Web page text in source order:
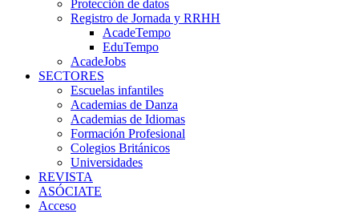
Protección de datos
Registro de Jornada y RRHH
AcadeTempo
EduTempo
AcadeJobs
SECTORES
Escuelas infantiles
Academias de Danza
Academias de Idiomas
Formación Profesional
Colegios Británicos
Universidades
REVISTA
ASÓCIATE
Acceso